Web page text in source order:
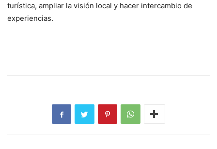
turística, ampliar la visión local y hacer intercambio de
experiencias.